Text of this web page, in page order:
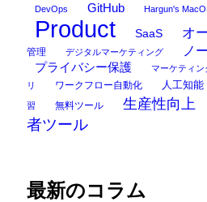
DevOps GitHub Hargun's
Product SaaS オ
管理
デジタルマーケティング ノ
プライバシー保護 マーケティン
リ
ワークフロー自動化 人工知能
習 無料ツール 生産性向上
者ツール
最新のコラム